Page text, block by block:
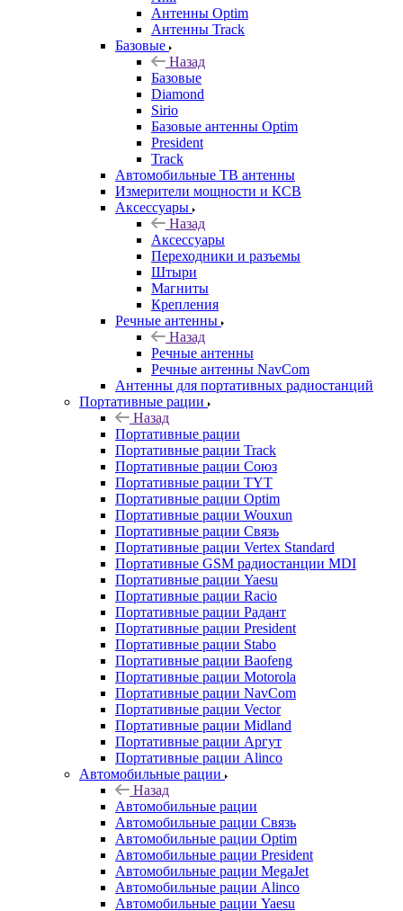
Антенны Optim
Антенны Track
Базовые
Назад
Базовые
Diamond
Sirio
Базовые антенны Optim
President
Track
Автомобильные ТВ антенны
Измерители мощности и КСВ
Аксессуары
Назад
Аксессуары
Переходники и разъемы
Штыри
Магниты
Крепления
Речные антенны
Назад
Речные антенны
Речные антенны NavCom
Антенны для портативных радиостанций
Портативные рации
Назад
Портативные рации
Портативные рации Track
Портативные рации Союз
Портативные рации TYT
Портативные рации Optim
Портативные рации Wouxun
Портативные рации Связь
Портативные рации Vertex Standard
Портативные GSM радиостанции MDI
Портативные рации Yaesu
Портативные рации Racio
Портативные рации Радант
Портативные рации President
Портативные рации Stabo
Портативные рации Baofeng
Портативные рации Motorola
Портативные рации NavCom
Портативные рации Vector
Портативные рации Midland
Портативные рации Аргут
Портативные рации Alinco
Автомобильные рации
Назад
Автомобильные рации
Автомобильные рации Связь
Автомобильные рации Optim
Автомобильные рации President
Автомобильные рации MegaJet
Автомобильные рации Alinco
Автомобильные рации Yaesu